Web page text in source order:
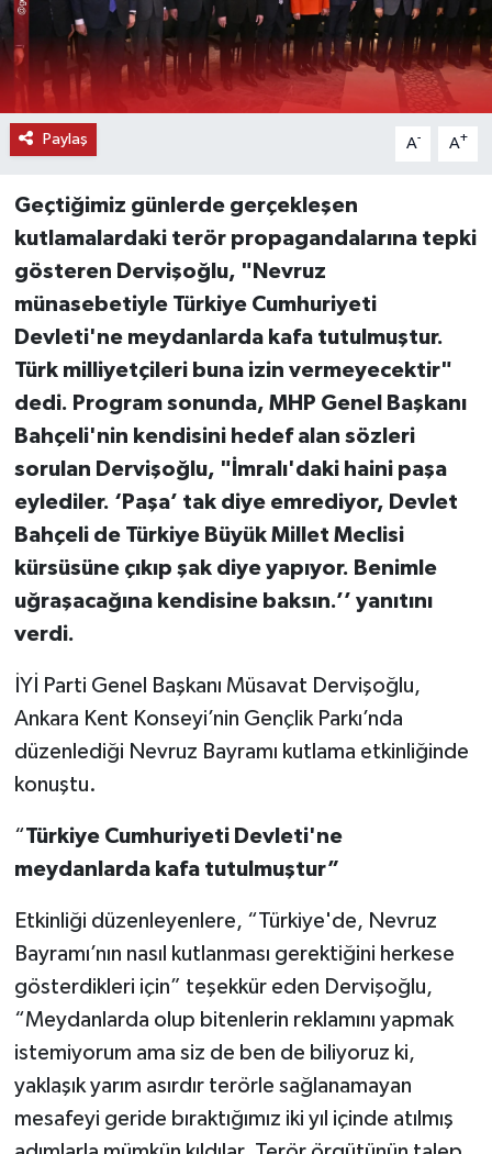
Paylaş A- A+
Geçtiğimiz günlerde gerçekleşen
kutlamalardaki terör propagandalarına tepki
gösteren Dervişoğlu, "Nevruz
münasebetiyle Türkiye Cumhuriyeti
Devleti'ne meydanlarda kafa tutulmuştur.
Türk milliyetçileri buna izin vermeyecektir"
dedi. Program sonunda, MHP Genel Başkanı
Bahçeli'nin kendisini hedef alan sözleri
sorulan Dervişoğlu, "İmralı'daki haini paşa
eylediler. ‘Paşa’ tak diye emrediyor, Devlet
Bahçeli de Türkiye Büyük Millet Meclisi
kürsüsüne çıkıp şak diye yapıyor. Benimle
uğraşacağına kendisine baksın.’’ yanıtını
verdi.
İYİ Parti Genel Başkanı Müsavat Dervişoğlu,
Ankara Kent Konseyi’nin Gençlik Parkı’nda
düzenlediği Nevruz Bayramı kutlama etkinliğinde
konuştu.
“Türkiye Cumhuriyeti Devleti'ne
meydanlarda kafa tutulmuştur”
Etkinliği düzenleyenlere, “Türkiye'de, Nevruz
Bayramı’nın nasıl kutlanması gerektiğini herkese
gösterdikleri için” teşekkür eden Dervişoğlu,
“Meydanlarda olup bitenlerin reklamını yapmak
istemiyorum ama siz de ben de biliyoruz ki,
yaklaşık yarım asırdır terörle sağlanamayan
mesafeyi geride bıraktığımız iki yıl içinde atılmış
SAĞLIK
SPOR
TEKNOLOJİ
TİCARET
YAŞAM